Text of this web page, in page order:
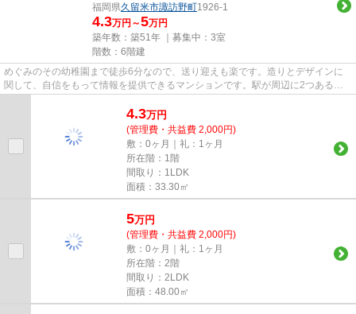
福岡県久留米市諏訪野町1926-1
4.3万円～5万円
築年数：築51年 ｜募集中： 3室
階数：6階建
めぐみのその幼稚園まで徒歩6分なので、送り迎えも楽です。造りとデザインに
関して、自信をもって情報を提供できるマンションです。駅が周辺に2つあるの
で行動範囲が広がります。初期...
4.3万円
(管理費・共益費 2,000円)
敷：0ヶ月｜礼：1ヶ月
所在階：1階
間取り：1LDK
面積：33.30㎡
5万円
(管理費・共益費 2,000円)
敷：0ヶ月｜礼：1ヶ月
所在階：2階
間取り：2LDK
面積：48.00㎡